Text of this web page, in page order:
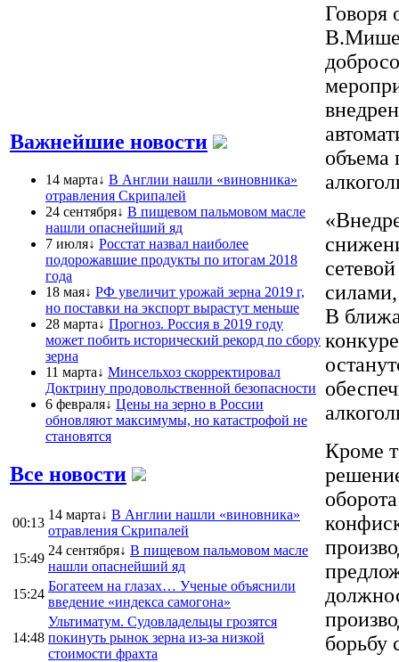
Важнейшие новости
14 марта↓ В Англии нашли «виновника»
отравления Скрипалей
24 сентября↓ В пищевом пальмовом масле
нашли опаснейший яд
7 июля↓ Росстат назвал наиболее
подорожавшие продукты по итогам 2018
года
18 мая↓ РФ увеличит урожай зерна 2019 г,
но поставки на экспорт вырастут меньше
28 марта↓ Прогноз. Россия в 2019 году
может побить исторический рекорд по сбору
зерна
11 марта↓ Минсельхоз скорректировал
Доктрину продовольственной безопасности
6 февраля↓ Цены на зерно в России
обновляют максимумы, но катастрофой не
становятся
Все новости
00:13
14 марта↓ В Англии нашли «виновника»
отравления Скрипалей
15:49
24 сентября↓ В пищевом пальмовом масле
нашли опаснейший яд
15:24
Богатеем на глазах… Ученые объяснили
введение «индекса самогона»
14:48
Ультиматум. Судовладельцы грозятся
покинуть рынок зерна из-за низкой
стоимости фрахта
Говоря
объема
В
Кроме
борьбу